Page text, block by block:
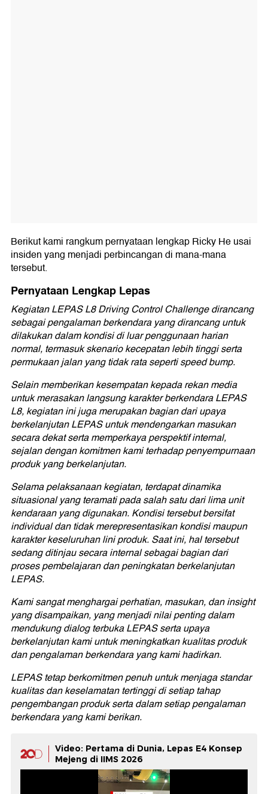
Berikut kami rangkum pernyataan lengkap Ricky He usai
insiden yang menjadi perbincangan di mana-mana
tersebut.
Pernyataan Lengkap Lepas
Kegiatan LEPAS L8 Driving Control Challenge dirancang
sebagai pengalaman berkendara yang dirancang untuk
dilakukan dalam kondisi di luar penggunaan harian
normal, termasuk skenario kecepatan lebih tinggi serta
permukaan jalan yang tidak rata seperti speed bump.
Selain memberikan kesempatan kepada rekan media
untuk merasakan langsung karakter berkendara LEPAS
L8, kegiatan ini juga merupakan bagian dari upaya
berkelanjutan LEPAS untuk mendengarkan masukan
secara dekat serta memperkaya perspektif internal,
sejalan dengan komitmen kami terhadap penyempurnaan
produk yang berkelanjutan.
Selama pelaksanaan kegiatan, terdapat dinamika
situasional yang teramati pada salah satu dari lima unit
kendaraan yang digunakan. Kondisi tersebut bersifat
individual dan tidak merepresentasikan kondisi maupun
karakter keseluruhan lini produk. Saat ini, hal tersebut
sedang ditinjau secara internal sebagai bagian dari
proses pembelajaran dan peningkatan berkelanjutan
LEPAS.
Kami sangat menghargai perhatian, masukan, dan insight
yang disampaikan, yang menjadi nilai penting dalam
mendukung dialog terbuka LEPAS serta upaya
berkelanjutan kami untuk meningkatkan kualitas produk
dan pengalaman berkendara yang kami hadirkan.
LEPAS tetap berkomitmen penuh untuk menjaga standar
kualitas dan keselamatan tertinggi di setiap tahap
pengembangan produk serta dalam setiap pengalaman
berkendara yang kami berikan.
Video: Pertama di Dunia, Lepas E4 Konsep
Mejeng di IIMS 2026